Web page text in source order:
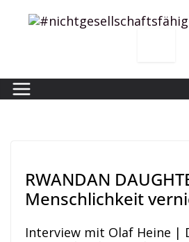
Inhalt
RWANDAN
Menschlichkeit
Interview mit Olaf Heine |